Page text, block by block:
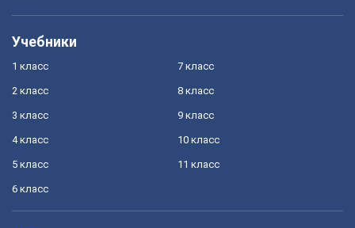
Учебники
1 класс
2 класс
3 класс
4 класс
5 класс
6 класс
7 класс
8 класс
9 класс
10 класс
11 класс